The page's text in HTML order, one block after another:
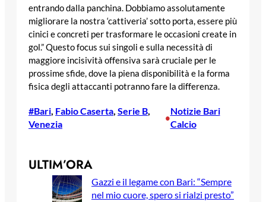
entrando dalla panchina. Dobbiamo assolutamente
migliorare la nostra ‘cattiveria’ sotto porta, essere più
cinici e concreti per trasformare le occasioni create in
gol.” Questo focus sui singoli e sulla necessità di
maggiore incisività offensiva sarà cruciale per le
prossime sfide, dove la piena disponibilità e la forma
fisica degli attaccanti potranno fare la differenza.
#Bari Fabio Caserta Serie B
Venezia
•
Notizie Bari
Calcio
ULTIM’ORA
Gazzi e il legame con Bari: “Sempre
nel mio cuore, spero si rialzi presto”